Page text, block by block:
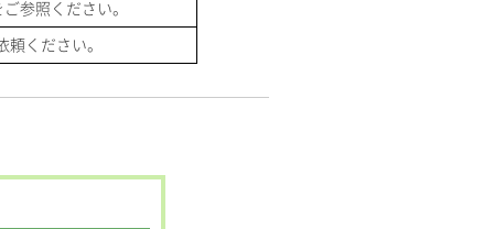
ご参照ください。
頼ください。